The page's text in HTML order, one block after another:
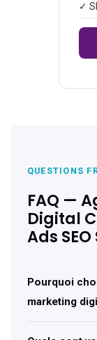
✓
QUESTIONS
FAQ —
Digital
Ads
Pourquoi
marketing